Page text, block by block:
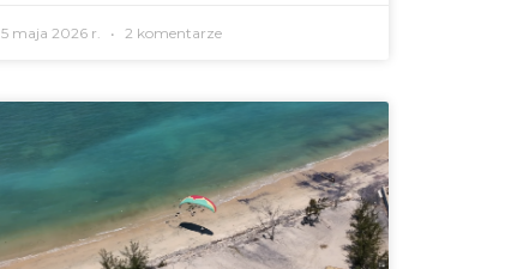
5 maja 2026 r. 2 komentarze